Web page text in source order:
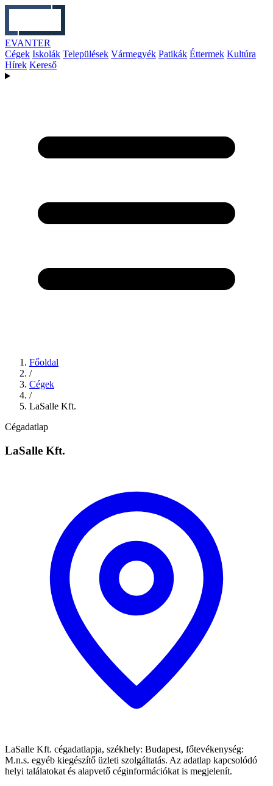
EVANTER
Cégek Iskolák Települések Vármegyék Patikák Éttermek Kultúra
Hírek Kereső
Főoldal
/
Cégek
/
LaSalle Kft.
Cégadatlap
LaSalle Kft.
LaSalle Kft. cégadatlapja, székhely: Budapest, főtevékenység:
M.n.s. egyéb kiegészítő üzleti szolgáltatás. Az adatlap kapcsolódó
helyi találatokat és alapvető céginformációkat is megjelenít.